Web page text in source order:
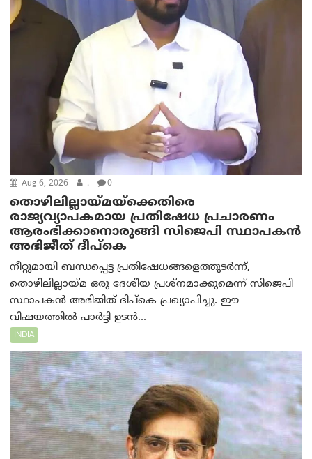
Aug 6, 2026 . 0
തൊഴിലില്ലായ്മയ്ക്കെതിരെ
രാജ്യവ്യാപകമായ പ്രതിഷേധ പ്രചാരണം
ആരംഭിക്കാനൊരുങ്ങി സിജെപി സ്ഥാപകന്‍
അഭിജീത് ദീപ്കെ
നീറ്റുമായി ബന്ധപ്പെട്ട പ്രതിഷേധങ്ങളെത്തുടർന്ന്,
തൊഴിലില്ലായ്മ ഒരു ദേശീയ പ്രശ്നമാക്കുമെന്ന് സിജെപി
സ്ഥാപകൻ അഭിജിത് ദിപ്കെ പ്രഖ്യാപിച്ചു. ഈ
വിഷയത്തിൽ പാർട്ടി ഉടൻ...
INDIA